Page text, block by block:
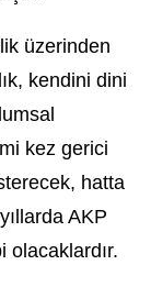
üzerinden
kendini dini
kez gerici
hatta
AKP
olacaklardır.